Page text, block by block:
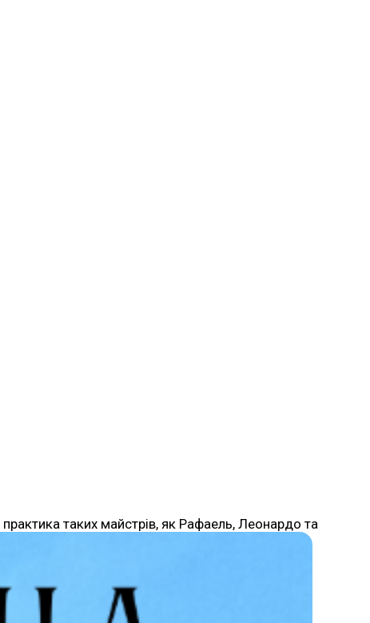
таких майстрів, як Рафаель, Леонардо та